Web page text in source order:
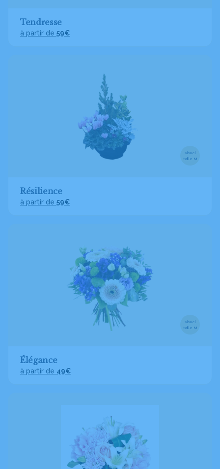
Tendresse
à partir de 59€
Visuel
taille M
Résilience
à partir de 59€
Visuel
taille M
Élégance
à partir de 49€